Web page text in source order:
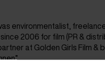
environmentalist,
2006 for film (PR &
at Golden Girls Film &